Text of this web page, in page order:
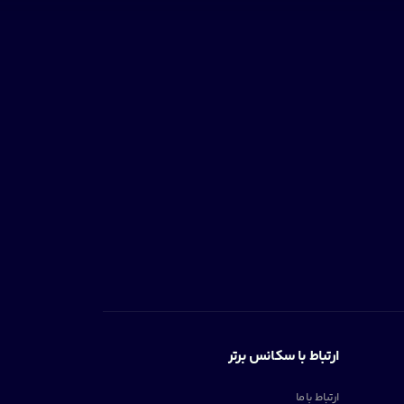
ارتباط با سکانس برتر
ارتباط با ما